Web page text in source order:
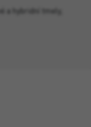
a hybridní tmely,